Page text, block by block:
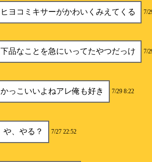
ヒヨコミキサーがかわいくみえてくる 7/
下品なことを急にいってたやつだっけ 7/
かっこいいよねアレ俺も好き 7/29 8:22
や、やる？ 7/27 22:52